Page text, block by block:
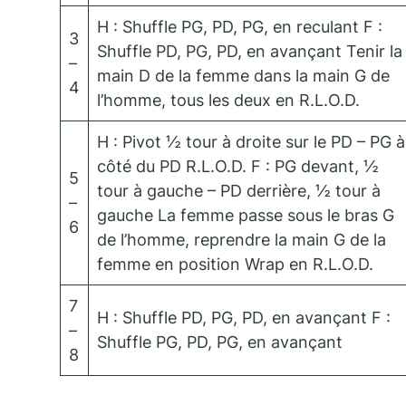
3
–
4
H : Shuffle PG, PD, PG, en reculant F :
Shuffle PD, PG, PD, en avançant Tenir la
main D de la femme dans la main G de
l’homme, tous les deux en R.L.O.D.
5
–
6
H : Pivot ½ tour à droite sur le PD – PG à
côté du PD R.L.O.D. F : PG devant, ½
tour à gauche – PD derrière, ½ tour à
gauche La femme passe sous le bras G
de l’homme, reprendre la main G de la
femme en position Wrap en R.L.O.D.
7
–
8
H : Shuffle PD, PG, PD, en avançant F :
Shuffle PG, PD, PG, en avançant